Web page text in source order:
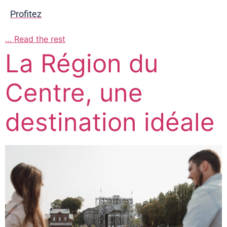
Profitez
… Read the rest
La Région du
Centre, une
destination idéale